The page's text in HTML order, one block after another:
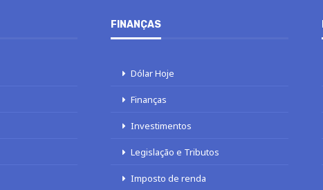
FINANÇAS
Dólar Hoje
Finanças
Investimentos
Legislação e Tributos
Imposto de renda